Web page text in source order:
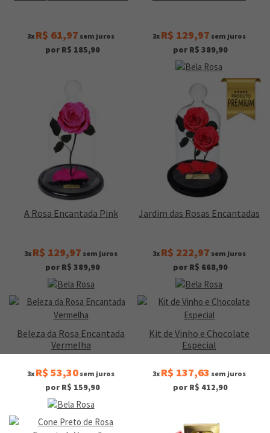
3x R$ 61,97 sem juros
por R$ 185,90
3x R$ 129,97 sem juros
por R$ 389,90
A Rosa Encantada Pink
3x R$ 129,97 sem juros
por R$ 389,90
Jardim das Rosas Encantadas
3x R$ 222,97 sem juros
por R$ 668,90
Beleza da Rosa Encantada
Vermelha
3x R$ 53,30 sem juros
por R$ 159,90
Kit de Vinho e Chocolate
Especial
3x R$ 137,63 sem juros
por R$ 412,90